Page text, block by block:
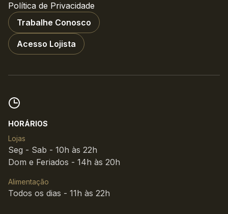
Política de Privacidade
Trabalhe Conosco
Acesso Lojista
HORÁRIOS
Lojas
Seg - Sab - 10h às 22h
Dom e Feriados - 14h às 20h
Alimentação
Todos os dias - 11h às 22h